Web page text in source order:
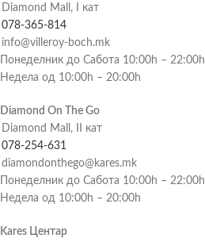
Diamond Mall, I кат
078-365-814
info@villeroy-boch.mk
Понеделник до Сабота 10:00h – 22:00h
Недела од 10:00h – 20:00h
Diamond On The Go
Diamond Mall, II кат
078-254-631
diamondonthego@kares.mk
Понеделник до Сабота 10:00h – 22:00h
Недела од 10:00h – 20:00h
Kares Центар